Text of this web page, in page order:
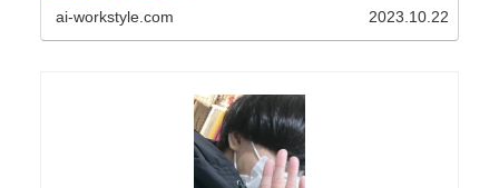
ai-workstyle.com 2023.10.22